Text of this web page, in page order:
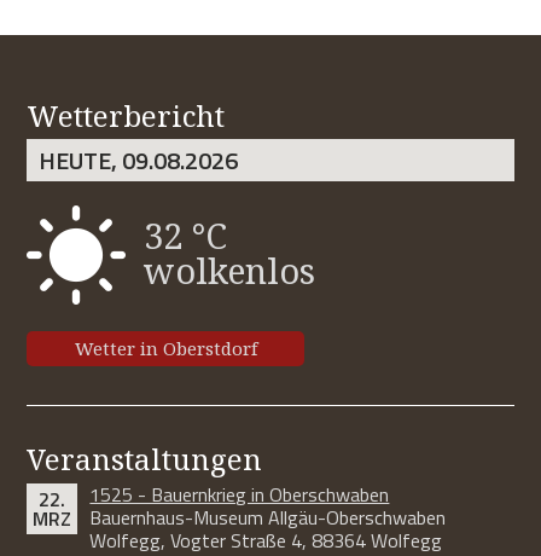
Wetterbericht
HEUTE, 09.08.2026
32 °C
wolkenlos
Wetter in Oberstdorf
Veranstaltungen
22.
MRZ
1525 - Bauernkrieg in Oberschwaben
Bauernhaus-Museum Allgäu-Oberschwaben
Wolfegg, Vogter Straße 4, 88364 Wolfegg